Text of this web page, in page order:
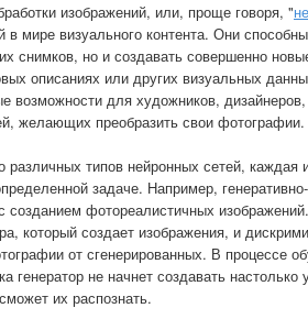
изображений, или, проще говоря, "
мире визуального контента. Они
снимков, но и создавать совершенно
описаниях или других визуальных
возможности для художников,
желающих преобразить свои фотографии.
типов нейронных сетей, каждая
задаче. Например,
созданием фотореалистичных
который создает изображения, и
от сгенерированных. В процессе
генератор не начнет создавать
их распознать.